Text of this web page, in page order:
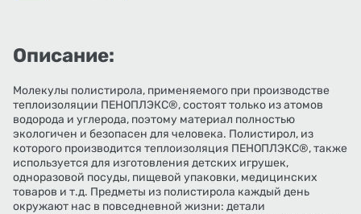
Описание:
Молекулы полистирола, применяемого при производстве
теплоизоляции ПЕНОПЛЭКС®, состоят только из атомов
водорода и углерода, поэтому материал полностью
экологичен и безопасен для человека. Полистирол, из
которого производится теплоизоляция ПЕНОПЛЭКС®, также
используется для изготовления детских игрушек,
одноразовой посуды, пищевой упаковки, медицинских
товаров и т.д. Предметы из полистирола каждый день
окружают нас в повседневной жизни: детали